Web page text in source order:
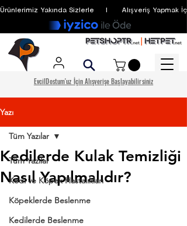
Ürünlerimiz Yakında Sizlerle     I      Alışveriş
EvcilDostum'uz İçin Alışverişe Başlayabilirsiniz
Yazı
Tüm Yazılar
Kedi ve Köpek Hastalıkları
Köpeklerde Beslenme
Kedilerde Beslenme
Tüm Yazılar
Kedilerde Kulak Temizliği
Nasıl Yapılmalıdır?